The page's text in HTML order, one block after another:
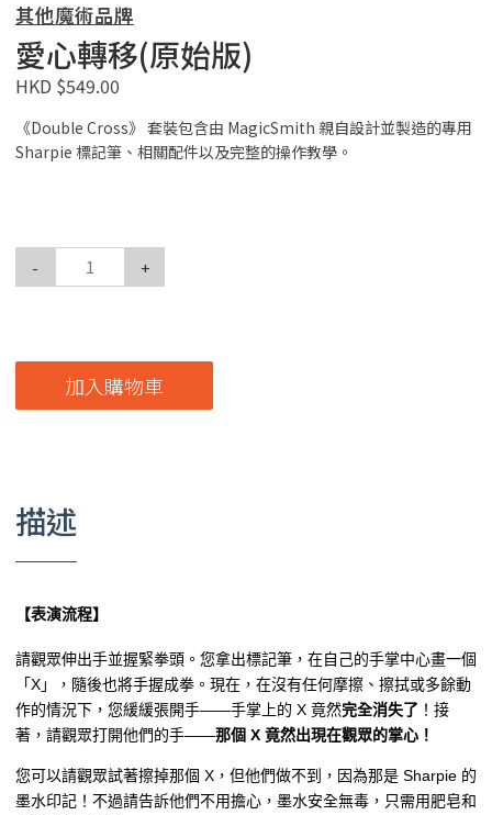
其他魔術品牌
愛心轉移(原始版)
HKD $549.00
《Double Cross》 套裝包含由 MagicSmith 親自設計並製造的專用
Sharpie 標記筆、相關配件以及完整的操作教學。
- +
加入購物車
描述
【表演流程】
請觀眾伸出手並握緊拳頭。您拿出標記筆，在自己的手掌中心畫一個
「X」，隨後也將手握成拳。現在，在沒有任何摩擦、擦拭或多餘動
作的情況下，您緩緩張開手——手掌上的 X 竟然完全消失了 ！接
著，請觀眾打開他們的手——那個 X 竟然出現在觀眾的掌心！
您可以請觀眾試著擦掉那個 X，但他們做不到，因為那是 Sharpie 的
墨水印記！不過請告訴他們不用擔心，墨水安全無毒，只需用肥皂和